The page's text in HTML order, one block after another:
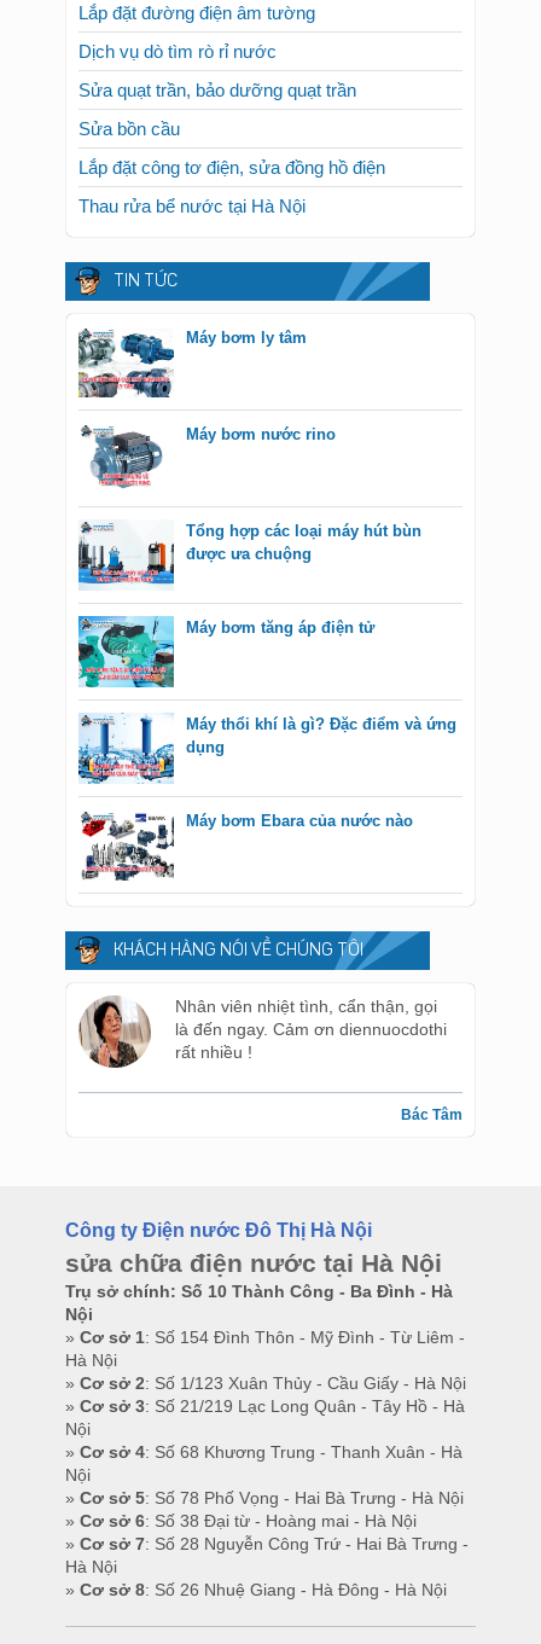
Lắp đặt đường điện âm tường
Dịch vụ dò tìm rò rỉ nước
Sửa quạt trần, bảo dưỡng quạt trần
Sửa bồn cầu
Lắp đặt công tơ điện, sửa đồng hồ điện
Thau rửa bể nước tại Hà Nội
TIN TỨC
Máy bơm ly tâm
Máy bơm nước rino
Tổng hợp các loại máy hút bùn
được ưa chuộng
Máy bơm tăng áp điện tử
Máy thổi khí là gì? Đặc điểm và ứng
dụng
Máy bơm Ebara của nước nào
KHÁCH HÀNG NÓI VỀ CHÚNG TÔI
Nhân viên nhiệt tình, cẩn thận, gọi
là đến ngay. Cảm ơn diennuocdothi
rất nhiều !
Bác Tâm
Công ty Điện nước Đô Thị Hà Nội
sửa chữa điện nước tại Hà Nội
Trụ sở chính: Số 10 Thành Công - Ba Đình - Hà
Nội
» Cơ sở 1: Số 154 Đình Thôn - Mỹ Đình - Từ Liêm -
Hà Nội
» Cơ sở 2: Số 1/123 Xuân Thủy - Cầu Giấy - Hà Nội
» Cơ sở 3: Số 21/219 Lạc Long Quân - Tây Hồ - Hà
Nội
» Cơ sở 4: Số 68 Khương Trung - Thanh Xuân - Hà
Nội
» Cơ sở 5: Số 78 Phố Vọng - Hai Bà Trưng - Hà Nội
» Cơ sở 6: Số 38 Đại từ - Hoàng mai - Hà Nội
» Cơ sở 7: Số 28 Nguyễn Công Trứ - Hai Bà Trưng -
Hà Nội
» Cơ sở 8: Số 26 Nhuệ Giang - Hà Đông - Hà Nội